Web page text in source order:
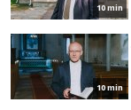
10 min
10 min